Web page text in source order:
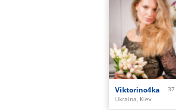
Viktorino4ka
37
Ukraina, Kiev